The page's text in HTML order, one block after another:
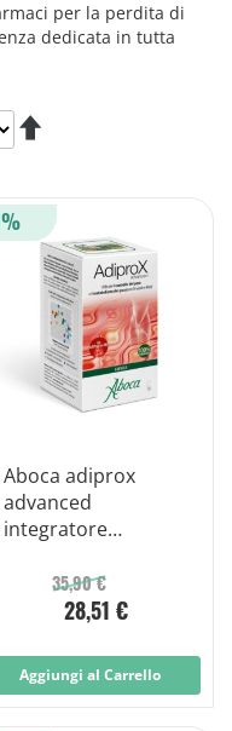
per la perdita di
dedicata in tutta
Aboca adiprox
advanced
integratore
grassi 50 capsule
35,90 €
28,51 €
Aggiungi al Carrello